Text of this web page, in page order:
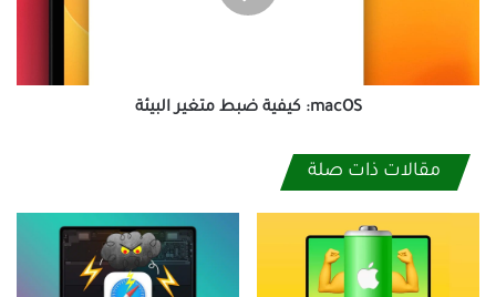
macOS: كيفية ضبط متغير البيئة
مقالات ذات صلة